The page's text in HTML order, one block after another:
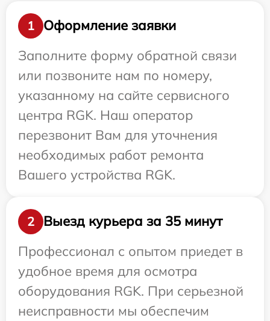
1
Оформление заявки
Заполните форму обратной связи
или позвоните нам по номеру,
указанному на сайте сервисного
центра RGK. Наш оператор
перезвонит Вам для уточнения
необходимых работ ремонта
Вашего устройства RGK.
2
Выезд курьера за 35 минут
Профессионал с опытом приедет в
удобное время для осмотра
оборудования RGK. При серьезной
неисправности мы обеспечим